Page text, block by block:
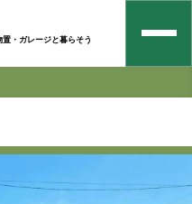
・ガレージと暮らそう